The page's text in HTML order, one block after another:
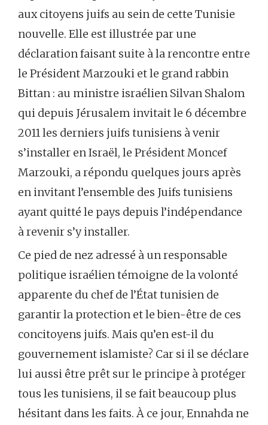
aux citoyens juifs au sein de cette Tunisie
nouvelle. Elle est illustrée par une
déclaration faisant suite à la rencontre entre
le Président Marzouki et le grand rabbin
Bittan : au ministre israélien Silvan Shalom
qui depuis Jérusalem invitait le 6 décembre
2011 les derniers juifs tunisiens à venir
s’installer en Israël, le Président Moncef
Marzouki, a répondu quelques jours après
en invitant l’ensemble des Juifs tunisiens
ayant quitté le pays depuis l’indépendance
à revenir s’y installer.
Ce pied de nez adressé à un responsable
politique israélien témoigne de la volonté
apparente du chef de l’État tunisien de
garantir la protection et le bien-être de ces
concitoyens juifs. Mais qu’en est-il du
gouvernement islamiste? Car si il se déclare
lui aussi être prêt sur le principe à protéger
tous les tunisiens, il se fait beaucoup plus
hésitant dans les faits. À ce jour, Ennahda ne